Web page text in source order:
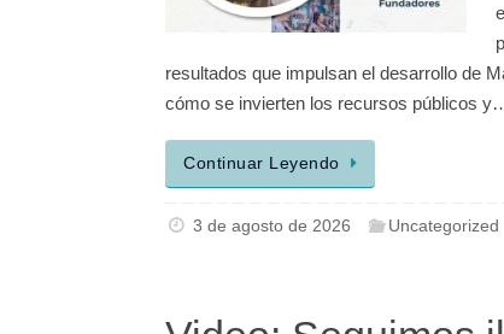
resultados que impulsan el desarrollo de
cómo se invierten los recursos públicos
Continuar Leyendo
3 de agosto de 2026 Uncategorized